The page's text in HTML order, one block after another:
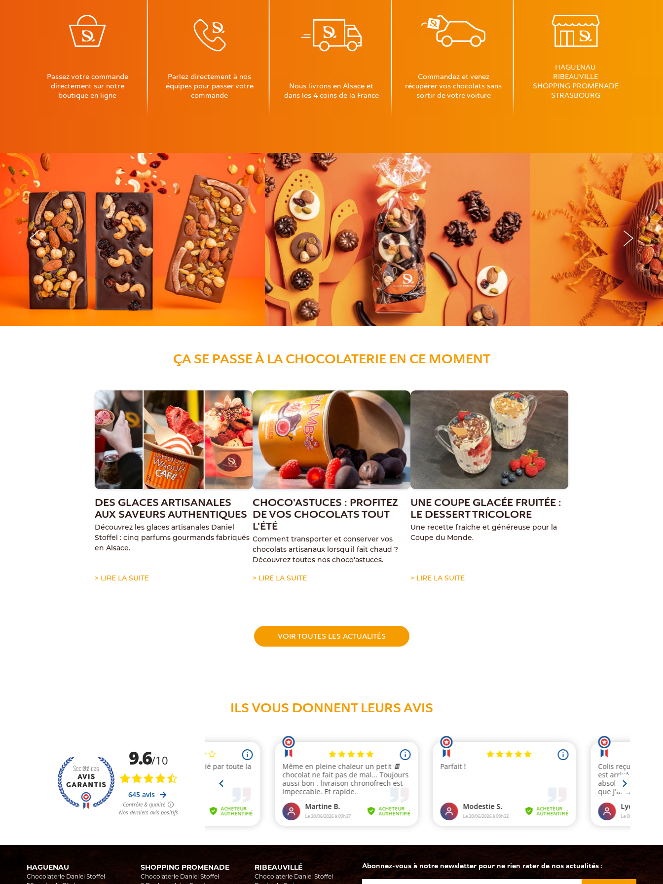
Passez votre commande
directement sur notre
boutique en ligne
Parlez directement à nos
équipes pour passer votre
commande
Nous livrons en Alsace et
dans les 4 coins de la France
Commandez et venez
récupérer vos chocolats sans
sortir de votre voiture
HAGUENAU
RIBEAUVILLE
SHOPPING PROMENADE
STRASBOURG
ÇA SE PASSE À LA CHOCOLATERIE EN CE MOMENT
DES GLACES ARTISANALES
AUX SAVEURS AUTHENTIQUES
Découvrez les glaces artisanales Daniel
Stoffel : cinq parfums gourmands fabriqués
en Alsace.
> LIRE LA SUITE
CHOCO'ASTUCES : PROFITEZ
DE VOS CHOCOLATS TOUT
L'ÉTÉ
Comment transporter et conserver vos
chocolats artisanaux lorsqu'il fait chaud ?
Découvrez toutes nos choco'astuces.
> LIRE LA SUITE
UNE COUPE GLACÉE FRUITÉE :
LE DESSERT TRICOLORE
Une recette fraiche et généreuse pour la
Coupe du Monde.
> LIRE LA SUITE
VOIR TOUTES LES ACTUALITÉS
ILS VOUS DONNENT LEURS AVIS
HAGUENAU
Chocolaterie Daniel Stoffel
SHOPPING PROMENADE
Chocolaterie Daniel Stoffel
RIBEAUVILLÉ
Chocolaterie Daniel Stoffel
Abonnez-vous à notre newsletter pour ne rien rater de nos actualités :